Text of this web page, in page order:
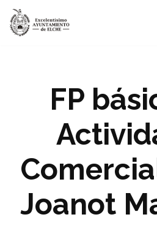
Saltar
FP
Joanot